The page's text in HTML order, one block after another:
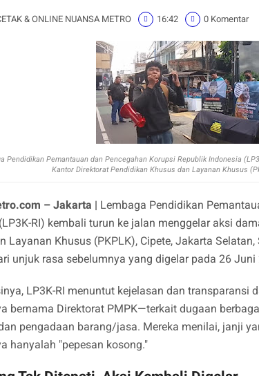
& ONLINE NUANSA METRO 16:42 0 Komentar
Pendidikan Pemantauan dan Pencegahan Korupsi Republik Indonesia
Kantor Direktorat Pendidikan Khusus dan Layanan Khusus
– Jakarta | Lembaga Pendidikan
RI) kembali turun ke jalan menggelar aksi
Layanan Khusus (PKPLK), Cipete, Jakarta
unjuk rasa sebelumnya yang digelar pada 26 Juni
LP3K-RI menuntut kejelasan dan transparansi
bernama Direktorat PMPK—terkait dugaan
pengadaan barang/jasa. Mereka menilai, janji
hanyalah "pepesan kosong."